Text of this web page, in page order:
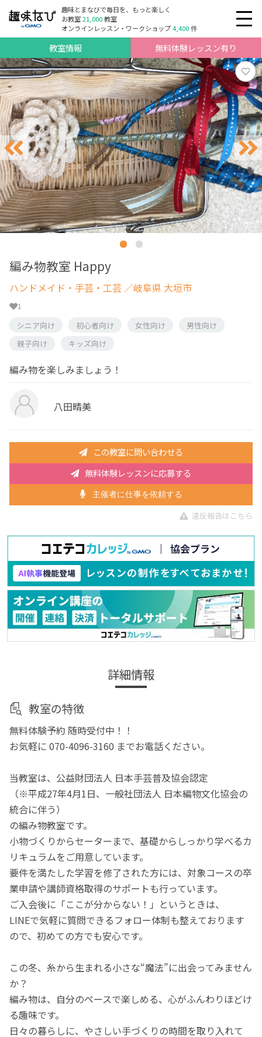
趣味とまなびで毎日を、もっと楽しく
お教室21,000教室
オンラインレッスン・ワークショップ4,400件
教室情報 無料体験レッスン有り
編み物教室 Happy
ハンドメイド・手芸・工芸 ／岐阜県 大垣市
1
シニア向け
初心者向け 女性向け
男性向け
親子向け
キッズ向け
編み物を楽しみましょう！
八田晴美
この教室に問い合わせる
無料体験レッスンに応募する
主催者に仕事を依頼する
違反報告はこちら
詳細情報
教室の特徴
無料体験予約 随時受付中！！
お気軽に 070-4096-3160 までお電話ください。
当教室は、公益財団法人 日本手芸普及協会認定
（※平成27年4月1日、一般社団法人 日本編物文化協会の
統合に伴う）
の編み物教室です。
小物づくりからセーターまで、基礎からしっかり学べるカ
リキュラムをご用意しています。
要件を満たした学習を修了された方には、対象コースの卒
業申請や講師資格取得のサポートも行っています。
ご入会後に「ここが分からない！」というときは、
LINEで気軽に質問できるフォロー体制も整えております
ので、初めての方でも安心です。
この冬、糸から生まれる小さな“魔法”に出会ってみません
か？
編み物は、自分のペースで楽しめる、心がふんわりほどけ
る趣味です。
日々の暮らしに、やさしい手づくりの時間を取り入れて